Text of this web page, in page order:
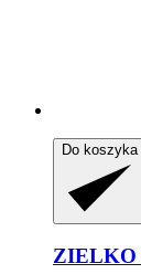
Do koszyka
ZIELKO